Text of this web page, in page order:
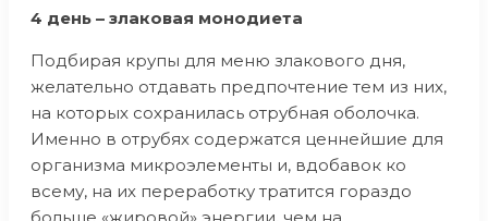
4 день – злаковая монодиета
Подбирая крупы для меню злакового дня,
желательно отдавать предпочтение тем из них,
на которых сохранилась отрубная оболочка.
Именно в отрубях содержатся ценнейшие для
организма микроэлементы и, вдобавок ко
всему, на их переработку тратится гораздо